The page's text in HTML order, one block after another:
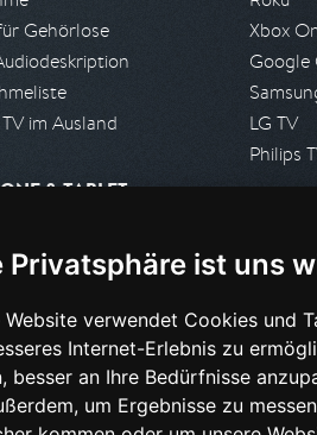
Privatsphäre ist uns
Website verwendet Cookies und
Internet-Erlebnis zu
besser an Ihre Bedürfnisse
um Ergebnisse zu
Gehörlose
im Ausland
& TABLET
Xbox
Google
LG TV
Philips
HILFE
Häufig